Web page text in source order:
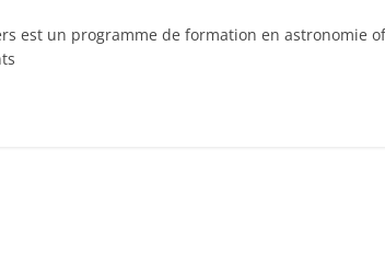
est un programme de formation en astronomie